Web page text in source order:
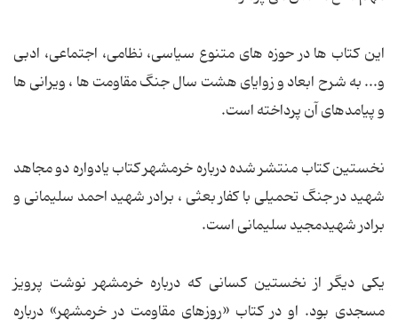
این کتاب ها در حوزه های متنوع سیاسی، نظامی، اجتماعی، ادبی
و... به شرح ابعاد و زوایای هشت سال جنگ مقاومت ها ، ویرانی ها
و پیامدهای آن پرداخته است.
نخستین کتاب منتشر شده درباره خرمشهر کتاب یادواره دو مجاهد
شهید در جنگ تحمیلی با کفار بعثی ، برادر شهید احمد سلیمانی و
برادر شهیدمجید سلیمانی است.
یکی دیگر از نخستین کسانی که درباره خرمشهر نوشت پرویز
مسجدی بود. او در کتاب «روزهای مقاومت در خرمشهر» درباره